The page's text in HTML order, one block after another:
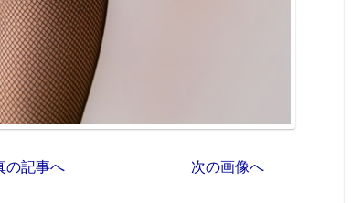
の記事へ 次の画像へ